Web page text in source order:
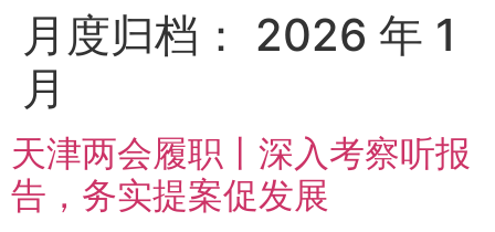
月度归档： 2026 年 1
月
天津两会履职丨深入考察听报
告，务实提案促发展